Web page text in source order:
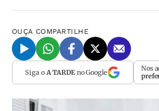
OUÇA COMPARTILHE
Siga o A TARDEno Google Nos